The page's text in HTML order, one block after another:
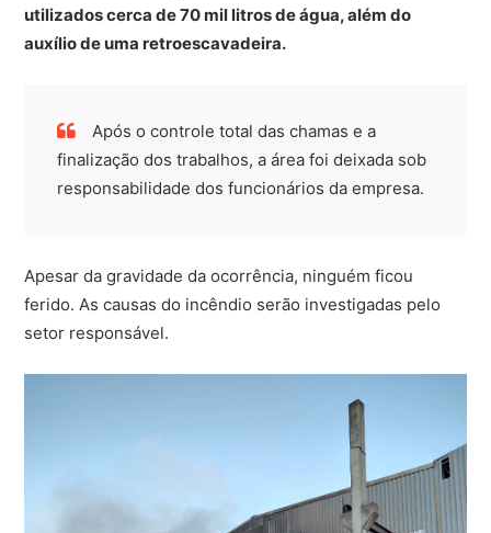
utilizados cerca de 70 mil litros de água, além do
auxílio de uma retroescavadeira.
Após o controle total das chamas e a
finalização dos trabalhos, a área foi deixada sob
responsabilidade dos funcionários da empresa.
Apesar da gravidade da ocorrência, ninguém ficou
ferido. As causas do incêndio serão investigadas pelo
setor responsável.